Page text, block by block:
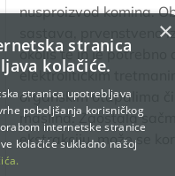
nusproizvod komina.
sastava, prvenstveno
okoliš te ih je
elektrolitičkim
organskim otapalima
maslina. Zaostala
ekstrakciju, može se
×
stranica
kolačiće.
stranica upotrebljava
poboljšanja korisničkog
internetske stranice
kolačiće sukladno našoj